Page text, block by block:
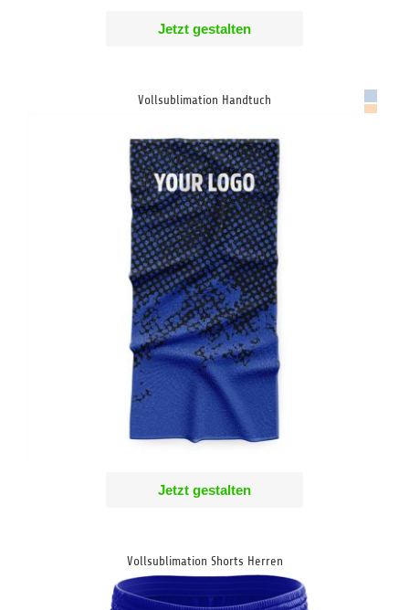
Jetzt gestalten
Vollsublimation Handtuch
Jetzt gestalten
Vollsublimation Shorts Herren